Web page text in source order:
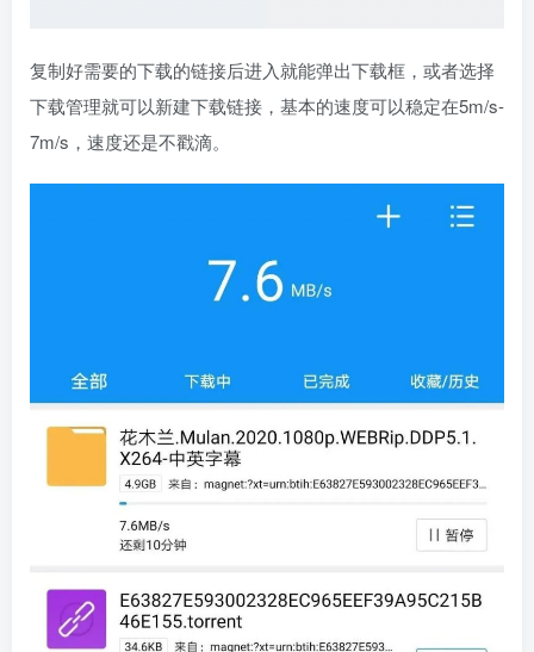
复制好需要的下载的链接后进入就能弹出下载框，或者选择
下载管理就可以新建下载链接，基本的速度可以稳定在5m/s-
7m/s，速度还是不戳滴。